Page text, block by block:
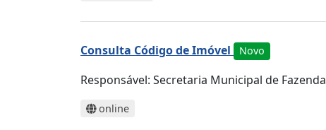
Consulta Código de Imóvel Novo
Responsável: Secretaria Municipal de Fazenda
online